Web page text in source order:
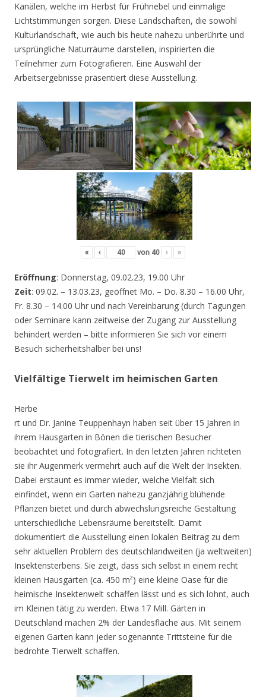
Kanälen, welche im Herbst für Frühnebel und einmalige
Lichtstimmungen sorgen. Diese Landschaften, die sowohl
Kulturlandschaft, wie auch bis heute nahezu unberührte und
ursprüngliche Naturräume darstellen, inspirierten die
Teilnehmer zum Fotografieren. Eine Auswahl der
Arbeitsergebnisse präsentiert diese Ausstellung.
« ‹ von 40 › »
Eröffnung: Donnerstag, 09.02.23, 19.00 Uhr
Zeit: 09.02. – 13.03.23, geöffnet Mo. – Do. 8.30 – 16.00 Uhr,
Fr. 8.30 – 14.00 Uhr und nach Vereinbarung (durch Tagungen
oder Seminare kann zeitweise der Zugang zur Ausstellung
behindert werden – bitte informieren Sie sich vor einem
Besuch sicherheitshalber bei uns!
Vielfältige Tierwelt im heimischen Garten
Herbe
rt und Dr. Janine Teuppenhayn haben seit über 15 Jahren in
ihrem Hausgarten in Bönen die tierischen Besucher
beobachtet und fotografiert. In den letzten Jahren richteten
sie ihr Augenmerk vermehrt auch auf die Welt der Insekten.
Dabei erstaunt es immer wieder, welche Vielfalt sich
einfindet, wenn ein Garten nahezu ganzjährig blühende
Pflanzen bietet und durch abwechslungsreiche Gestaltung
unterschiedliche Lebensräume bereitstellt. Damit
dokumentiert die Ausstellung einen lokalen Beitrag zu dem
sehr aktuellen Problem des deutschlandweiten (ja weltweiten)
Insektensterbens. Sie zeigt, dass sich selbst in einem recht
kleinen Hausgarten (ca. 450 m²) eine kleine Oase für die
heimische Insektenwelt schaffen lässt und es sich lohnt, auch
im Kleinen tätig zu werden. Etwa 17 Mill. Gärten in
Deutschland machen 2% der Landesfläche aus. Mit seinem
eigenen Garten kann jeder sogenannte Trittsteine für die
bedrohte Tierwelt schaffen.